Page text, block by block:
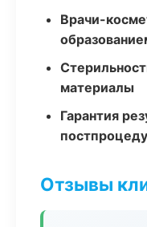
Врачи-
материалы
Гарантия
Отзывы